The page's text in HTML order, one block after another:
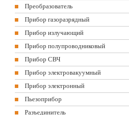
Преобразователь
Прибор газоразрядный
Прибор излучающий
Прибор полупроводниковый
Прибор СВЧ
Прибор электровакуумный
Прибор электронный
Пьезоприбор
Разъединитель